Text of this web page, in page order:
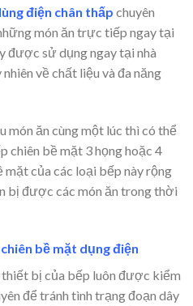
điện chân thấp chuyên
món ăn trực tiếp ngay tại
được sử dụng ngay tại nhà
nhiên về chất liệu và đa năng
món ăn cùng một lúc thì có thể
chiên bề mặt 3 họng hoặc 4
mặt của các loại bếp này rộng
bị được các món ăn trong thời
bề mặt dụng điện
thiết bị của bếp luôn được kiểm
để tránh tình trạng đoạn dây